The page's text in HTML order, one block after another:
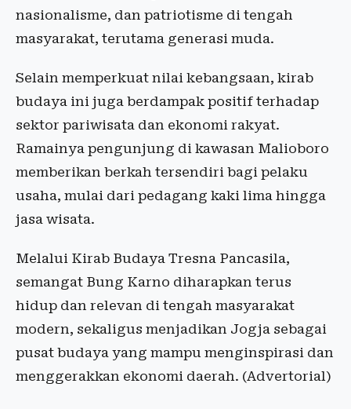
nasionalisme, dan patriotisme di tengah
masyarakat, terutama generasi muda.
Selain memperkuat nilai kebangsaan, kirab
budaya ini juga berdampak positif terhadap
sektor pariwisata dan ekonomi rakyat.
Ramainya pengunjung di kawasan Malioboro
memberikan berkah tersendiri bagi pelaku
usaha, mulai dari pedagang kaki lima hingga
jasa wisata.
Melalui Kirab Budaya Tresna Pancasila,
semangat Bung Karno diharapkan terus
hidup dan relevan di tengah masyarakat
modern, sekaligus menjadikan Jogja sebagai
pusat budaya yang mampu menginspirasi dan
menggerakkan ekonomi daerah. (Advertorial)